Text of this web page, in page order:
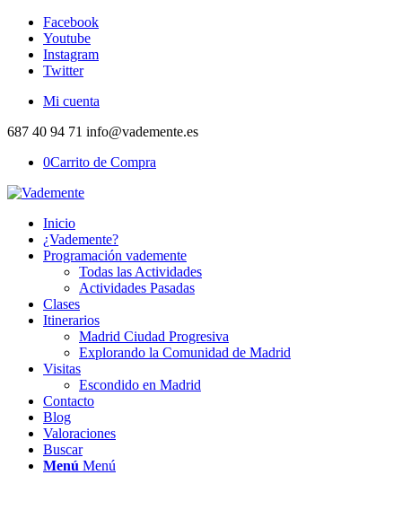
Facebook
Youtube
Instagram
Twitter
Mi cuenta
687 40 94 71 info@vademente.es
0Carrito de Compra
Inicio
¿Vademente?
Programación vademente
Todas las Actividades
Actividades Pasadas
Clases
Itinerarios
Madrid Ciudad Progresiva
Explorando la Comunidad de Madrid
Visitas
Escondido en Madrid
Contacto
Blog
Valoraciones
Buscar
Menú Menú